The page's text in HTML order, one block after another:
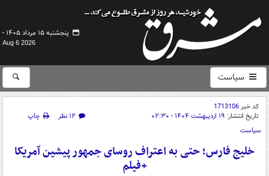
پنجشنبه ۱۵ مرداد ۱۴۰۵ -
Aug 6 2026
سیاست
کد خبر1713106
تاریخ انتشار: ۱۹ اردیبهشت ۱۴۰۴ - ۰۲:۳۰ ۱۲ نظر
چاپ
سیاست
خلیج فارس؛ حتی به اعتراف روسای جمهور پیشین آمریکا
+فیلم